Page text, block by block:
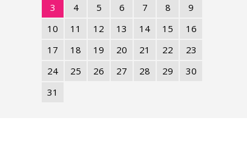
3
4 5 6 7 8
9
10
11 12 13 14 15
16
17
18 19 20 21 22
23
24
25 26 27 28 29
30
31